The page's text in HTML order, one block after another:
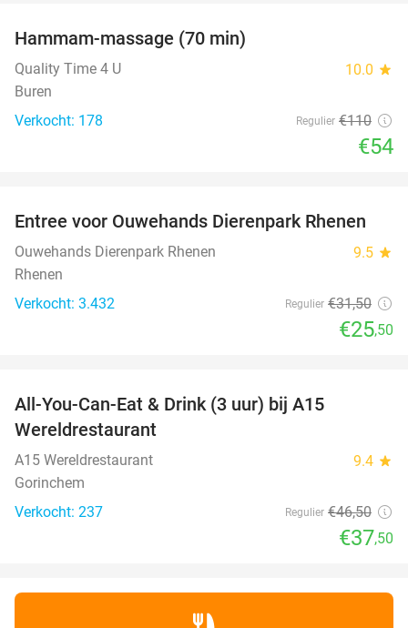
Hammam-massage (70 min)
Quality Time 4 U 10.0 star
Buren
Verkocht: 178
Regulier €110
€54
19%
Entree voor Ouwehands Dierenpark Rhenen
Ouwehands Dierenpark Rhenen 9.5 star
Rhenen
Verkocht: 3.432
Regulier €31,50
€25,50
All-You-Can-Eat & Drink (3 uur) bij A15
Wereldrestaurant
A15 Wereldrestaurant 9.4 star
Gorinchem
Verkocht: 237
Regulier €46,50
€37,50